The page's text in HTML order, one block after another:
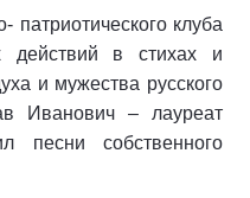
патриотического клуба
в стихах и
и мужества русского
Иванович – лауреат
песни собственного